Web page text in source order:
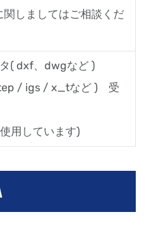
関しましてはご相談くだ
タ( dxf、dwgなど )
/ igs / x_tなど ) 受
用しています)